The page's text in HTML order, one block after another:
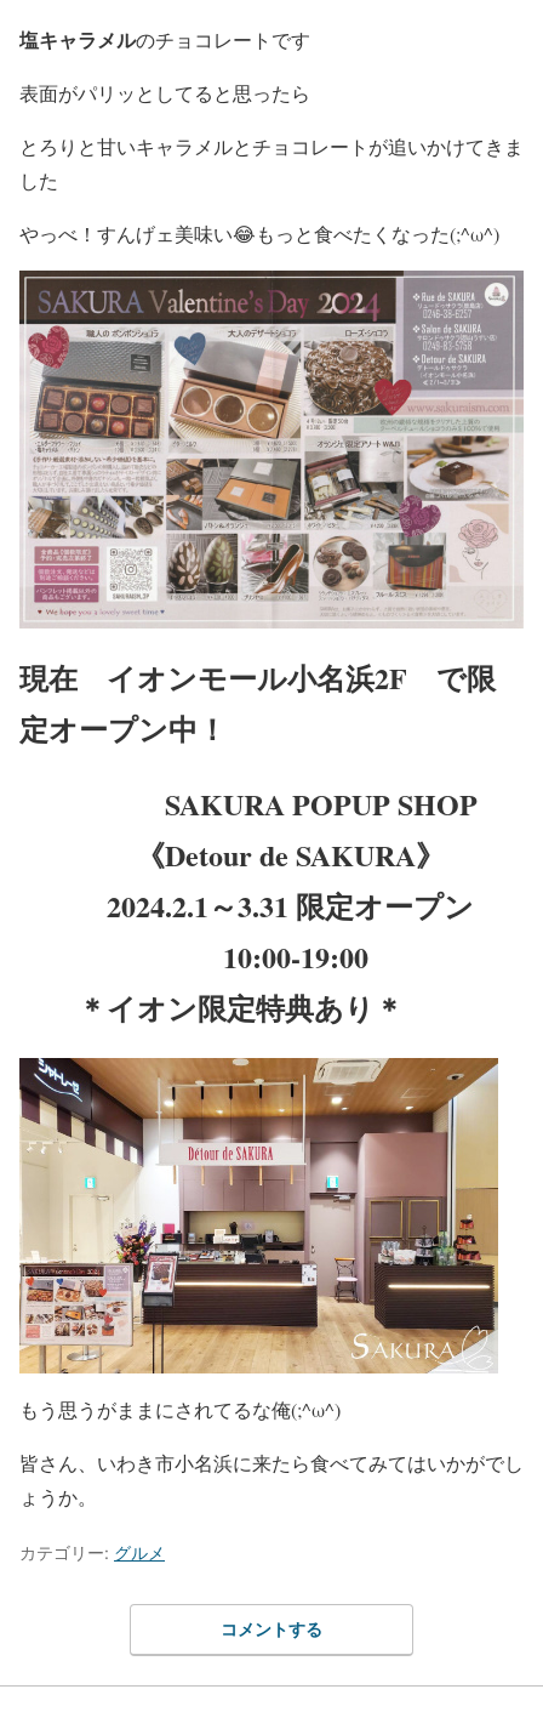
塩キャラメルのチョコレートです
表面がパリッとしてると思ったら
とろりと甘いキャラメルとチョコレートが追いかけてきま
した
やっべ！すんげェ美味い😂もっと食べたくなった(;^ω^)
現在 イオンモール小名浜2F で限
定オープン中！
SAKURA POPUP SHOP
《Detour de SAKURA》
2024.2.1～3.31 限定オープン
10:00-19:00
＊イオン限定特典あり＊
もう思うがままにされてるな俺(;^ω^)
皆さん、いわき市小名浜に来たら食べてみてはいかがでし
ょうか。
カテゴリー: グルメ
コメントする